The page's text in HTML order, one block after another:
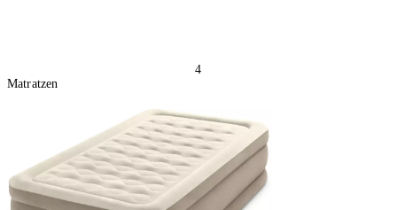
4
Matratzen